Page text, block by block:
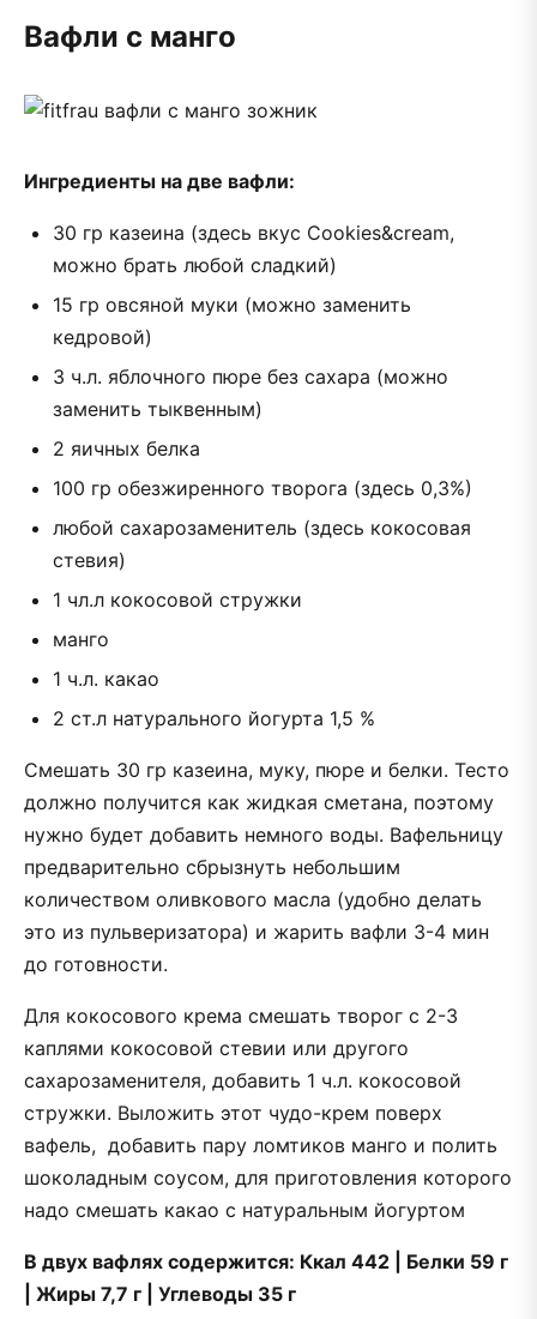
Вафли с манго
Ингредиенты на две вафли:
30 гр казеина (здесь вкус Cookies&cream,
можно брать любой сладкий)
15 гр овсяной муки (можно заменить
кедровой)
3 ч.л. яблочного пюре без сахара (можно
заменить тыквенным)
2 яичных белка
100 гр обезжиренного творога (здесь 0,3%)
любой сахарозаменитель (здесь кокосовая
стевия)
1 чл.л кокосовой стружки
манго
1 ч.л. какао
2 ст.л натурального йогурта 1,5 %
Смешать 30 гр казеина, муку, пюре и белки. Тесто
должно получится как жидкая сметана, поэтому
нужно будет добавить немного воды. Вафельницу
предварительно сбрызнуть небольшим
количеством оливкового масла (удобно делать
это из пульверизатора) и жарить вафли 3-4 мин
до готовности.
Для кокосового крема смешать творог с 2-3
каплями кокосовой стевии или другого
сахарозаменителя, добавить 1 ч.л. кокосовой
стружки. Выложить этот чудо-крем поверх
вафель, добавить пару ломтиков манго и полить
шоколадным соусом, для приготовления которого
надо смешать какао с натуральным йогуртом
В двух вафлях содержится: Ккал 442 | Белки 59 г
| Жиры 7,7 г | Углеводы 35 г